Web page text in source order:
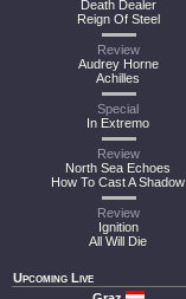
Death Dealer
Reign Of Steel
Review
Audrey Horne
Achilles
Special
In Extremo
Review
North Sea Echoes
How To Cast A Shadow
Review
Ignition
All Will Die
Upcoming Live